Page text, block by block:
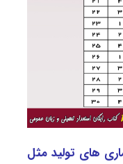
های تولید مثل